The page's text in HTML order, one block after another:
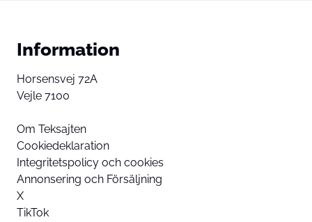
Information
Horsensvej 72A
Vejle 7100
Om Teksajten
Cookiedeklaration
Integritetspolicy och cookies
Annonsering och Försäljning
X
TikTok